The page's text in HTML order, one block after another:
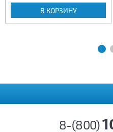
В КОРЗИНУ
8-(800)